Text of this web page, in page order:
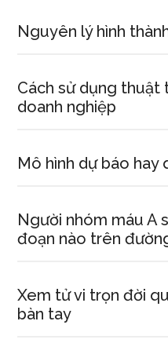
Nguyên lý hình
Cách sử dụng
doanh nghiệp
Mô hình dự báo hay
Người nhóm máu A
đoạn nào trên
Xem tử vi trọn đời
bàn tay